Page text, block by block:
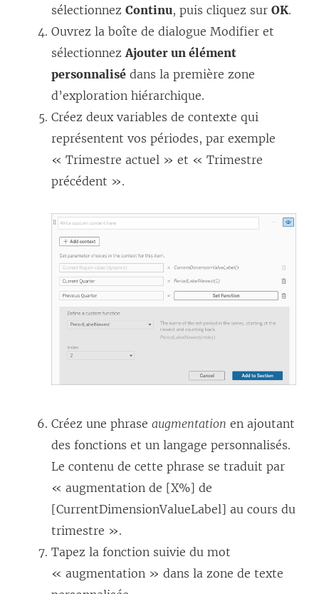
sélectionnez Continu, puis cliquez sur OK.
Ouvrez la boîte de dialogue Modifier et
sélectionnez Ajouter un élément
personnalisé dans la première zone
d’exploration hiérarchique.
Créez deux variables de contexte qui
représentent vos périodes, par exemple
« Trimestre actuel » et « Trimestre
précédent ».
Créez une phrase augmentation en ajoutant
des fonctions et un langage personnalisés.
Le contenu de cette phrase se traduit par
« augmentation de [X%] de
[CurrentDimensionValueLabel] au cours du
trimestre ».
Tapez la fonction suivie du mot
« augmentation » dans la zone de texte